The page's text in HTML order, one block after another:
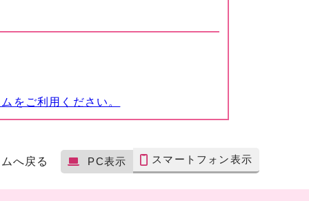
をご利用ください。
へ戻る PC表示 スマートフォン表示